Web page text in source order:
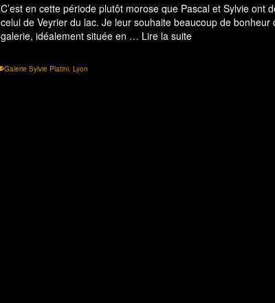
C’est en cette période plutôt morose que Pascal et Sylvie ont
celui de Veyrier du lac. Je leur souhaite beaucoup de
galerie, idéalement située en … Lire la suite
Galerie Sylvie Platini ,Lyon